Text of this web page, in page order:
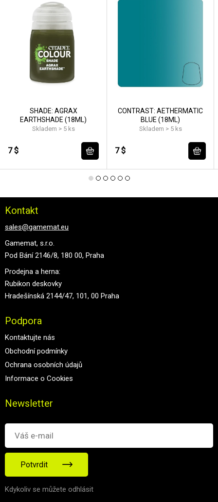
SHADE: AGRAX
EARTHSHADE (18ML)
Skladem > 5 ks
7 $
CONTRAST: AETHERMATIC
BLUE (18ML)
Skladem > 5 ks
7 $
Kontakt
sales@gamemat.eu
Gamemat, s.r.o.
Pod Bání 2146/8, 180 00, Praha
Prodejna a herna:
Rubikon deskovky
Hradešínská 2144/47, 101, 00 Praha
Podpora
Kontaktujte nás
Obchodní podmínky
Ochrana osobních údajů
Informace o Cookies
Newsletter
Potvrdit
Kdykoliv se můžete odhlásit